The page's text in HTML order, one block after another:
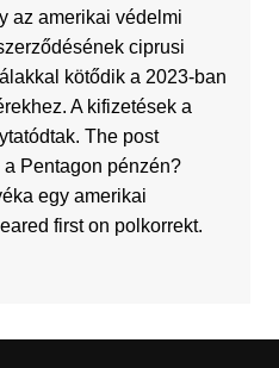
az amerikai védelmi
ciprusi
kötődik a 2023-ban
A kifizetések a
The post
Pentagon pénzén?
egy amerikai
first on polkorrekt.